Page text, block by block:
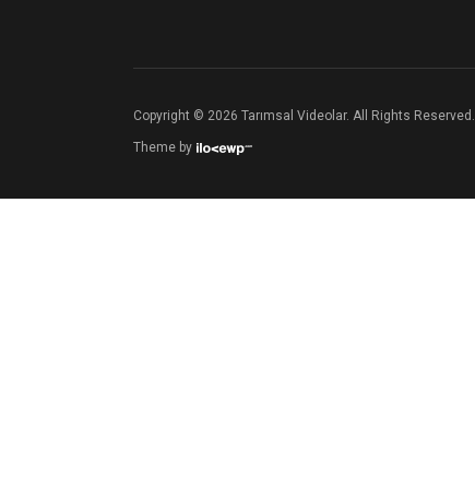
Copyright © 2026 Tarımsal Videolar. All Rights Reserved.
Theme by